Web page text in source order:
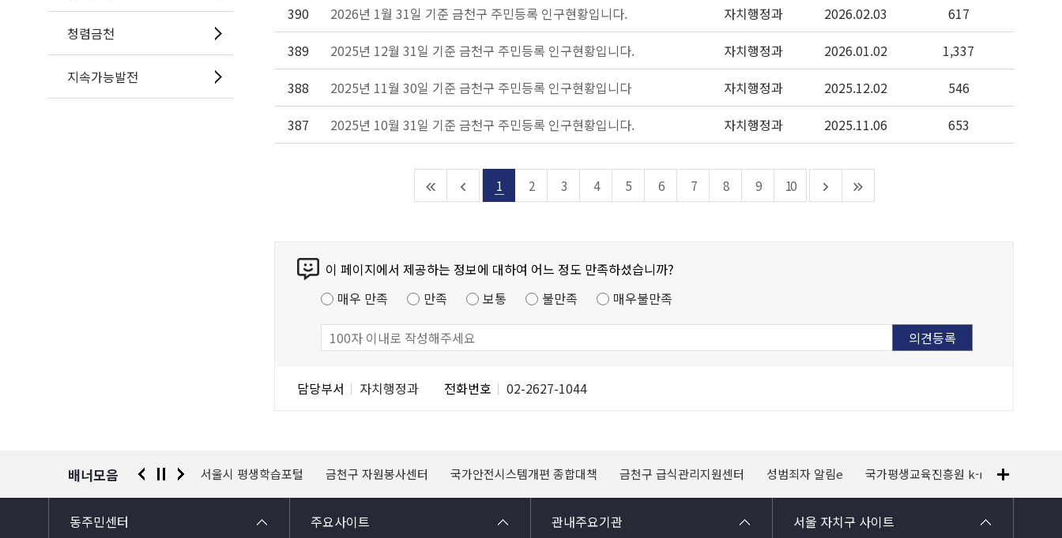
청렴금천
지속가능발전
390
2026년 1월 31일 기준 금천구 주민등록 인구현황입니다. 자치행정과 2026.02.03
617
389
2025년 12월 31일 기준 금천구 주민등록 인구현황입니다. 자치행정과 2026.01.02
1,337
388
2025년 11월 30일 기준 금천구 주민등록 인구현황입니다 자치행정과 2025.12.02
546
387
2025년 10월 31일 기준 금천구 주민등록 인구현황입니다. 자치행정과 2025.11.06 653
1 2 3 4 5 6 7 8 9 10
이 페이지에서 제공하는 정보에 대하여 어느 정도 만족하셨습니까?
매우 만족
만족 보통 불만족 매우불만족
담당부서 자치행정과 전화번호 02-2627-1044
배너모음
경찰청 유실물 통합포털 서울시 평생학습포털 금천구 자원봉사센터 국가안전시스템개편 종합대책 금천구 급식관리지원센터 성범죄자 알림e 국가평생교육진흥원 k-mooc
동주민센터 주요사이트 관내주요기관 서울 자치구 사이트